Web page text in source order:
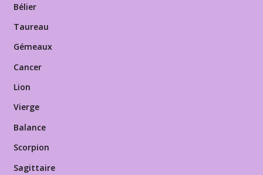
Bélier
Taureau
Gémeaux
Cancer
Lion
Vierge
Balance
Scorpion
Sagittaire